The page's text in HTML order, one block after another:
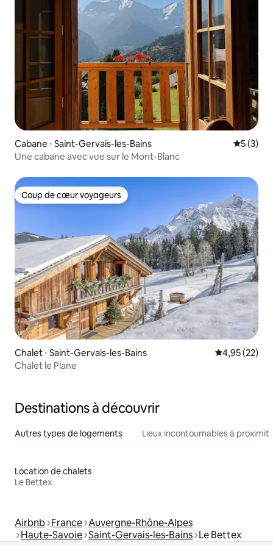
Cabane ⋅ Saint-Gervais-les-Bains
5 (3)
Une cabane avec vue sur le Mont-Blanc
Coup de cœur voyageurs
Coup de cœur voyageurs
Chalet ⋅ Saint-Gervais-les-Bains Évaluation
4,95 (22)
Chalet le Plane
Destinations à découvrir
Autres types de logements Lieux incontournables à
Location de chalets
Le Bettex
Airbnb France Auvergne-Rhône-Alpes
Haute-Savoie Saint-Gervais-les-Bains Le Bettex